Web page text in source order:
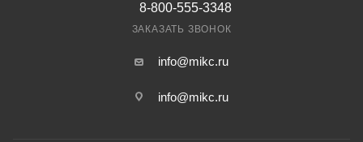
8-800-555-3348
ЗАКАЗАТЬ ЗВОНОК
info@mikc.ru
info@mikc.ru